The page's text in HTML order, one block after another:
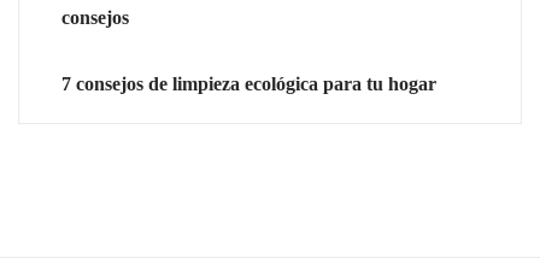
consejos
7 consejos de limpieza ecológica para tu hogar